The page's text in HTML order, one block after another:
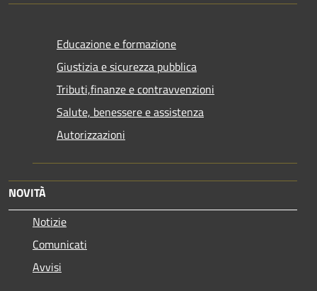
Educazione e formazione
Giustizia e sicurezza pubblica
Tributi,finanze e contravvenzioni
Salute, benessere e assistenza
Autorizzazioni
NOVITÀ
Notizie
Comunicati
Avvisi